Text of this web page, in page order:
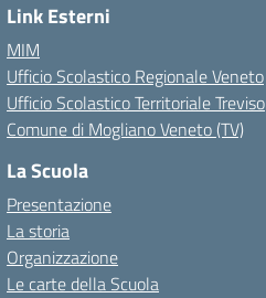
Link Esterni
MIM
Ufficio Scolastico Regionale Veneto
Ufficio Scolastico Territoriale Treviso
Comune di Mogliano Veneto (TV)
La Scuola
Presentazione
La storia
Organizzazione
Le carte della Scuola